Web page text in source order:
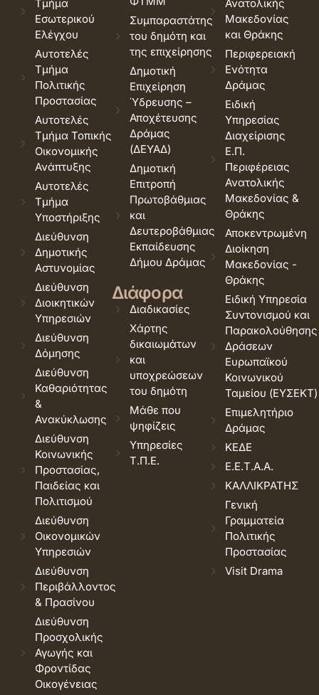
Τμήμα
Εσωτερικού
Ελέγχου
Αυτοτελές
Τμήμα
Πολιτικής
Προστασίας
Αυτοτελές
Τμήμα Τοπικής
Οικονομικής
Ανάπτυξης
Αυτοτελές
Τμήμα
Υποστήριξης
Διεύθυνση
Δημοτικής
Αστυνομίας
Διεύθυνση
Διοικητικών
Υπηρεσιών
Διεύθυνση
Δόμησης
Διεύθυνση
Καθαριότητας
&
Ανακύκλωσης
Διεύθυνση
Κοινωνικής
Προστασίας,
Παιδείας και
Πολιτισμού
Διεύθυνση
Οικονομικών
Υπηρεσιών
Διεύθυνση
Περιβάλλοντος
& Πρασίνου
Διεύθυνση
Προσχολικής
Αγωγής και
Φροντίδας
Οικογένειας
Συμπαραστάτης
του δημότη και
της επιχείρησης
Δημοτική
Επιχείρηση
Ύδρευσης –
Αποχέτευσης
Δράμας
(ΔΕΥΑΔ)
Δημοτική
Επιτροπή
Πρωτοβάθμιας
και
Δευτεροβάθμιας
Εκπαίδευσης
Δήμου Δράμας
Διάφορα
Διαδικασίες
Χάρτης
δικαιωμάτων
και
υποχρεώσεων
του δημότη
Μάθε που
ψηφίζεις
Υπηρεσίες
Τ.Π.Ε.
Ανατολικής
Μακεδονίας
και Θράκης
Περιφερειακή
Ενότητα
Δράμας
Ειδική
Υπηρεσίας
Διαχείρισης
Ε.Π.
Περιφέρειας
Ανατολικής
Μακεδονίας &
Θράκης
Αποκεντρωμένη
Διοίκηση
Μακεδονίας -
Θράκης
Ειδική Υπηρεσία
Συντονισμού και
Παρακολούθησης
Δράσεων
Ευρωπαϊκού
Κοινωνικού
Ταμείου (ΕΥΣΕΚΤ)
Επιμελητήριο
Δράμας
ΚΕΔΕ
Ε.Ε.Τ.Α.Α.
ΚΑΛΛΙΚΡΑΤΗΣ
Γενική
Γραμματεία
Πολιτικής
Προστασίας
Visit Drama